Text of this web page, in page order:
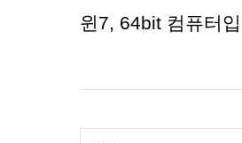
윈7, 64bit 컴퓨터